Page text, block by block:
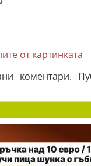
от картинката
коментари.